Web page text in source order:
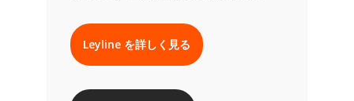
Leyline を詳しく見る